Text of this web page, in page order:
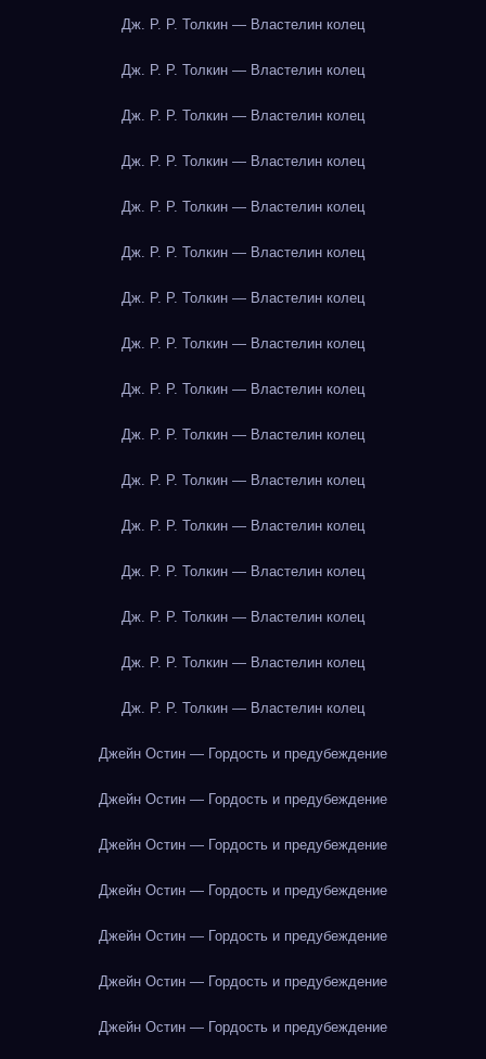
Дж. Р. Р. Толкин — Властелин колец
Дж. Р. Р. Толкин — Властелин колец
Дж. Р. Р. Толкин — Властелин колец
Дж. Р. Р. Толкин — Властелин колец
Дж. Р. Р. Толкин — Властелин колец
Дж. Р. Р. Толкин — Властелин колец
Дж. Р. Р. Толкин — Властелин колец
Дж. Р. Р. Толкин — Властелин колец
Дж. Р. Р. Толкин — Властелин колец
Дж. Р. Р. Толкин — Властелин колец
Дж. Р. Р. Толкин — Властелин колец
Дж. Р. Р. Толкин — Властелин колец
Дж. Р. Р. Толкин — Властелин колец
Дж. Р. Р. Толкин — Властелин колец
Дж. Р. Р. Толкин — Властелин колец
Дж. Р. Р. Толкин — Властелин колец
Джейн Остин — Гордость и предубеждение
Джейн Остин — Гордость и предубеждение
Джейн Остин — Гордость и предубеждение
Джейн Остин — Гордость и предубеждение
Джейн Остин — Гордость и предубеждение
Джейн Остин — Гордость и предубеждение
Джейн Остин — Гордость и предубеждение